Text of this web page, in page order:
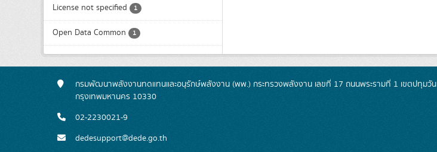
License not specified 1
Open Data Common 1
กรมพัฒนาพลังงานทดแทนและอนุรักษ์พลังงาน (พพ.) กระทรวงพลังงาน เลขที่ 17 ถนนพระรามที่ 1 เขตปทุมวัน
กรุงเทพมหานคร 10330
02-2230021-9
dedesupport@dede.go.th